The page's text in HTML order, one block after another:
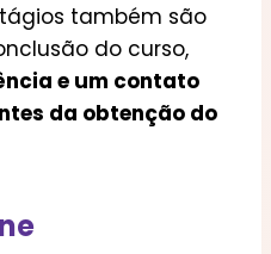
também são
do curso,
e um contato
da obtenção do